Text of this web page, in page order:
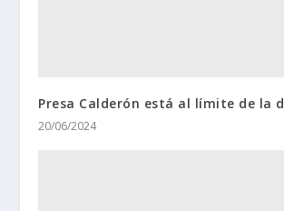
Presa Calderón está al límite de la
20/06/2024